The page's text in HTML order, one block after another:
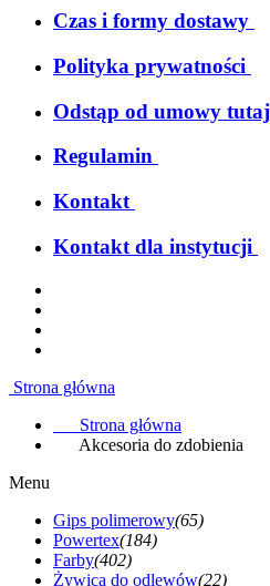
Czas i formy dostawy
Polityka prywatności
Odstąp od umowy tutaj
Regulamin
Kontakt
Kontakt dla instytucji
Strona główna
Strona główna
Akcesoria do zdobienia
Menu
Gips polimerowy(65)
Powertex(184)
Farby(402)
Żywica do odlewów(22)